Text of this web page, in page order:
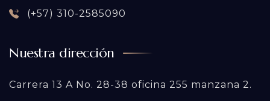
(+57) 310-2585090
Nuestra dirección
Carrera 13 A No. 28-38 oficina 255 manzana 2.